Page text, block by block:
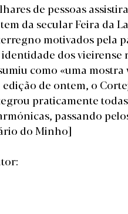
de pessoas
da secular Feira da
motivados pela
identidade dos vieirense
como «uma mostra
edição de ontem, o
praticamente
passando
do Minho]